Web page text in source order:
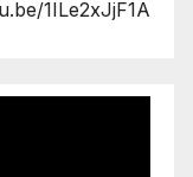
1ILe2xJjF1A